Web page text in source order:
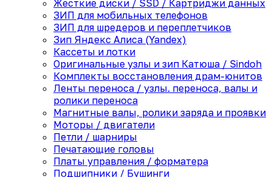
Жесткие диски / SSD / Картриджи данных
ЗИП для мобильных телефонов
ЗИП для шредеров и переплетчиков
Зип Яндекс Алиса (Yandex)
Кассеты и лотки
Оригинальные узлы и зип Катюша / Sindoh
Комплекты восстановления драм-юнитов
Ленты переноса / узлы. переноса, валы и
ролики переноса
Магнитные валы, ролики заряда и проявки
Моторы / двигатели
Петли / шарниры
Печатающие головы
Платы управления / форматера
Подшипники / Бушинги